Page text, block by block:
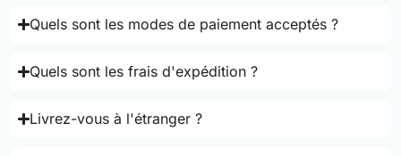
Quels sont les modes de paiement acceptés ?
Quels sont les frais d'expédition ?
Livrez-vous à l'étranger ?